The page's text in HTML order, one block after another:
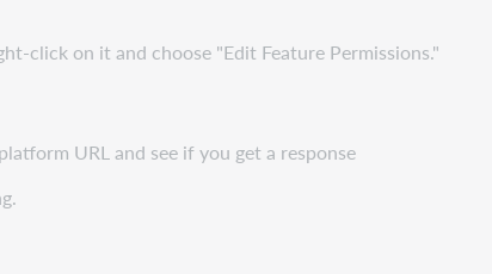
click on it and choose "Edit Feature Permissions."
URL and see if you get a response